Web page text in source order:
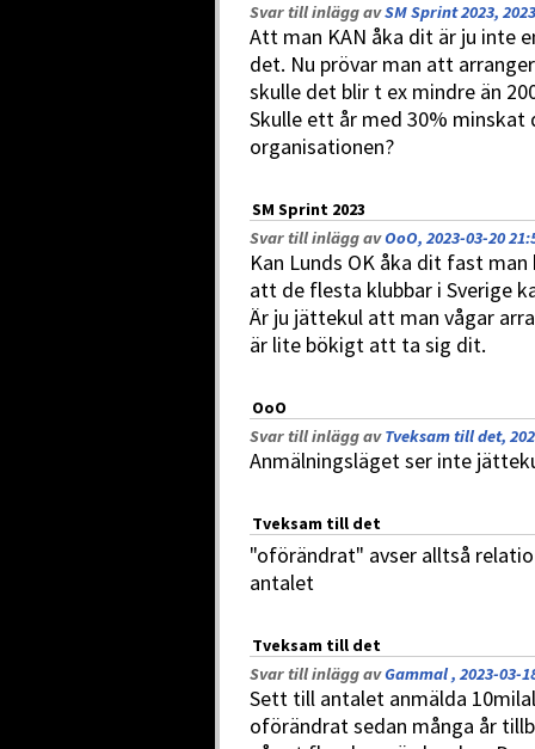
Svar till inlägg avSM Sprint 2023,
Att man KAN åka dit är ju inte
det. Nu prövar man att
skulle det blir t ex mindre än
Skulle ett år med 30%
organisationen?
SM Sprint 2023
Svar till inlägg avOoO, 2023-03-20
Kan Lunds OK åka dit fast
att de flesta klubbar i Sverige
Är ju jättekul att man vågar
är lite bökigt att ta sig dit.
OoO
Svar till inlägg avTveksam till det,
Anmälningsläget ser inte
Tveksam till det
"oförändrat" avser alltså
antalet
Tveksam till det
Svar till inlägg avGammal , 2023-03-
Sett till antalet anmälda
oförändrat sedan många år